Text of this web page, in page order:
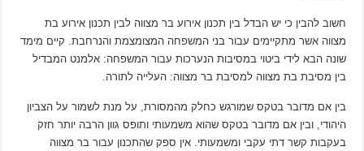
חשוב להבין כי יש הבדל בין תכנון אירוע בר מצווה לבין תכנון אירוע בת
מצווה אשר מתקיימים עבור בני המשפחה המצומצמת והנרחבת. קיים מימד
שונה הבא לידי ביטוי במסיבות הנערכות עבור המשפחה: אלמנט המבדיל
בין מסיבת בת מצווה למסיבת בר מצווה: העלייה לתורה.
בין אם מדובר בטקס שמורגש כחלק מהמסורת, על מנת לשמור על הצביון
היהודי, ובין אם מדובר בטקס שהוא משמעותי ותופס גוון הרבה יותר חזק
בעקבות קשר דתי עקבי ומשמעותי. אין ספק שהתכנון עבור בר מצווה